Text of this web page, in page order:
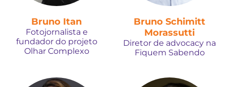
Bruno Itan
Fotojornalista e
fundador do projeto
Olhar Complexo
Bruno Schimitt
Morassutti
Diretor de advocacy na
Fiquem Sabendo